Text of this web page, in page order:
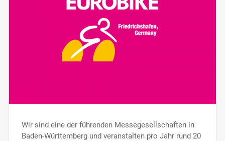
Wir sind eine der führenden Messegesellschaften in
Baden-Württemberg und veranstalten pro Jahr rund 20